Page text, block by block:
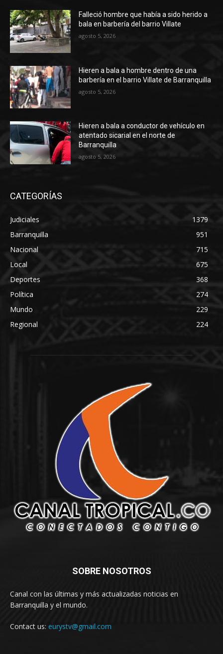
Falleció hombre que había a sido herido a
bala en barbería del barrio Villate
agosto 5, 2026
Hieren a bala a hombre dentro de una
barbería en el barrio Villate de Barranquilla
agosto 5, 2026
Hieren a bala a conductor de vehículo en
atentado sicarial en el norte de
Barranquilla
agosto 5, 2026
CATEGORÍAS
Judiciales
1379
Barranquilla
951
Nacional
715
Local
675
Deportes
368
Política
274
Mundo
229
Regional
224
SOBRE NOSOTROS
Canal con las últimas y más actualizadas noticias en
Barranquilla y el mundo.
Contact us: eurystv@gmail.com